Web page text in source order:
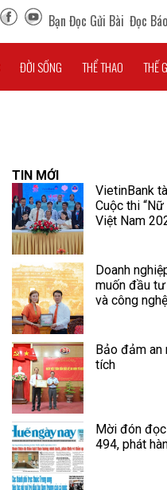
Bạn Đọc Gửi Bài Đọc
ĐỜI SỐNG THỂ THAO THẾ
TIN MỚI
VietinBank
Cuộc thi
Việt Nam
Doanh
muốn đầu
và công
Bảo đảm an
tích
Mời đón đọc
494, phát